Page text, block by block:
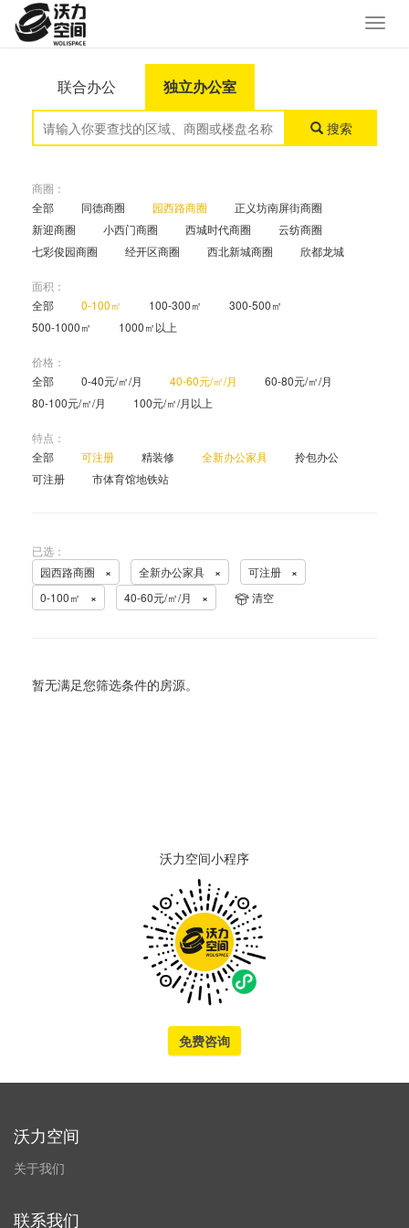
联合办公 独立办公室
搜索
商圈：
全部
同德商圈 园西路商圈
正义坊南屏街商圈
新迎商圈
小西门商圈 西城时代商圈
云纺商圈
七彩俊园商圈
经开区商圈 西北新城商圈 欣都龙城
面积：
全部
0-100㎡ 100-300㎡
300-500㎡
500-1000㎡
1000㎡以上
价格：
全部
0-40元/㎡/月 40-60元/㎡/月
60-80元/㎡/月
80-100元/㎡/月
100元/㎡/月以上
特点：
全部
可注册 精装修 全新办公家具
拎包办公
可注册
市体育馆地铁站
已选：
园西路商圈
× 全新办公家具 × 可注册 ×
0-100㎡ × 40-60元/㎡/月 × 清空
暂无满足您筛选条件的房源。
沃力空间小程序
免费咨询
沃力空间
关于我们
联系我们